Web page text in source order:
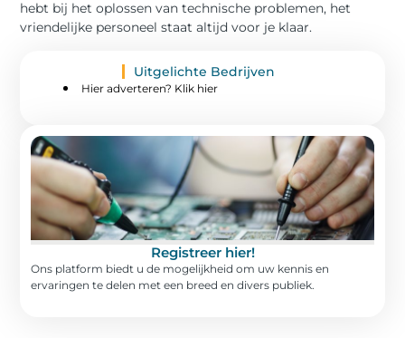
hebt bij het oplossen van technische problemen, het
vriendelijke personeel staat altijd voor je klaar.
Uitgelichte Bedrijven
Hier adverteren? Klik hier
Registreer hier!
Ons platform biedt u de mogelijkheid om uw kennis en
ervaringen te delen met een breed en divers publiek.